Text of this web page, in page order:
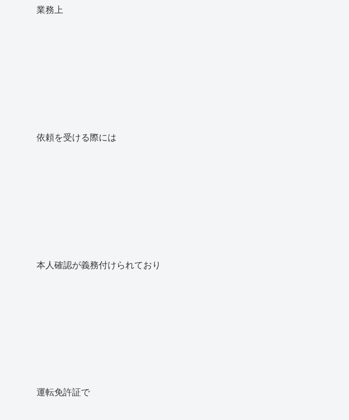
業務上
依頼を受ける際には
本人確認が義務付けられており
運転免許証で